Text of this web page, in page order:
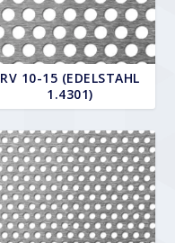
RV 10-15 (EDELSTAHL
1.4301)